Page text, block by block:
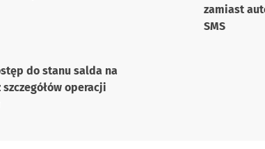
zamiast
SMS
do stanu salda na
szczegółów operacji